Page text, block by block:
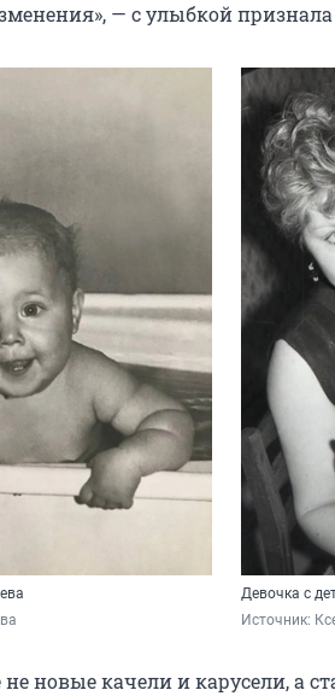
— с улыбкой признала
Девочка с
Источник:
не новые качели и карусели, а